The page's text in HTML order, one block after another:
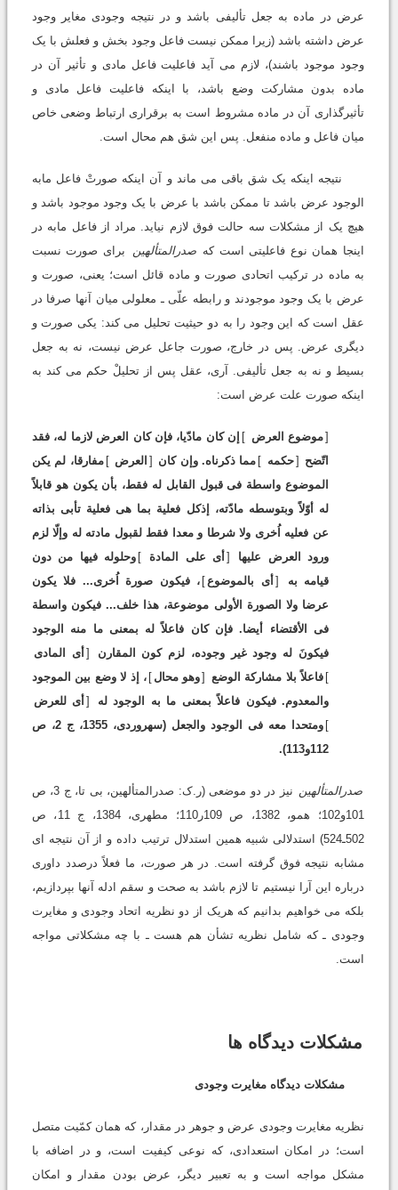
عرض در ماده به جعل تألیفى باشد و در نتیجه وجودى مغایر وجود
عرض داشته باشد (زیرا ممکن نیست فاعل وجود بخش و فعلش با یک
وجود موجود باشند)، لازم مى آید فاعلیت فاعل مادى و تأثیر آن در
ماده بدون مشارکت وضع باشد، با اینکه فاعلیت فاعل مادى و
تأثیرگذارى آن در ماده مشروط است به برقرارى ارتباط وضعى خاص
میان فاعل و ماده منفعل. پس این شق هم محال است.
نتیجه اینکه یک شق باقى مى ماند و آن اینکه صورتْ فاعل مابه
الوجود عرض باشد تا ممکن باشد با عرض با یک وجود موجود باشد و
هیچ یک از مشکلات سه حالت فوق لازم نیاید. مراد از فاعل مابه در
اینجا همان نوع فاعلیتى است که صدرالمتألهین
براى صورت نسبت
به ماده در ترکیب اتحادى صورت و ماده قائل است؛ یعنى، صورت و
عرض با یک وجود موجودند و رابطه علّى ـ معلولى میان آنها صرفا در
عقل است که این وجود را به دو حیثیت تحلیل مى کند: یکى صورت و
دیگرى عرض. پس در خارج، صورت جاعل عرض نیست، نه به جعل
بسیط و نه به جعل تألیفى. آرى، عقل پس از تحلیلْ حکم مى کند به
اینکه صورت علت عرض است:
[موضوع العرض ] إن کان مادّیا، فإن کان العرض لازما له، فقد
اتّضح [حکمه ] مما ذکرناه. وإن کان [ العرض ] مفارقا، لم یکن
الموضوع واسطة فى قبول القابل له فقط، بأن یکون هو قابلاً
له أوّلاً وبتوسطه مادّته، إذکل فعلیة بما هى فعلیة تأبى بذاته
عن فعلیه اُخرى ولا شرطا و معدا فقط لقبول مادته له وإلّا لزم
ورود العرض علیها
[ أى على المادة ] وحلوله فیها من دون
قیامه به
[ أى بالموضوع ] ، فیکون صورة اُخرى... فلا یکون
عرضا ولا الصورة الأولى موضوعة، هذا خلف... فیکون واسطة
فى الأقتضاء أیضا. فإن کان فاعلاً له بمعنى ما منه الوجود
فیکونَ له وجود غیر وجوده، لزم کون المقارن
[ أى المادى
] فاعلاً بلا مشارکة الوضع [وهو محال ] ، إذ لا وضع بین الموجود
والمعدوم. فیکون فاعلاً بمعنى ما به الوجود له
[ أى للعرض
]
ومتحدا معه فى الوجود والجعل (سهروردى، 1355، ج 2، ص
112و113).
صدرالمتألهین
نیز در دو موضعى (ر.ک: صدرالمتألهین، بى تا، ج 3، ص
101و102؛ همو، 1382، ص 109ر110؛ مطهرى، 1384، ج 11، ص
502ـ524) استدلالى شبیه همین استدلال ترتیب داده و از آن نتیجه اى
مشابه نتیجه فوق گرفته است. در هر صورت، ما فعلاً درصدد داورى
درباره این آرا نیستیم تا لازم باشد به صحت و سقم ادله آنها بپردازیم،
بلکه مى خواهیم بدانیم که هریک از دو نظریه اتحاد وجودى و مغایرت
وجودى ـ که شامل نظریه تشأن هم هست ـ با چه مشکلاتى مواجه
است.
مشکلات دیدگاه ها
مشکلات دیدگاه مغایرت وجودى
نظریه مغایرت وجودى عرض و جوهر در مقدار، که همان کمّیت متصل
است؛ در امکان استعدادى، که نوعى کیفیت است، و در اضافه با
مشکل مواجه است و به تعبیر دیگر، عرض بودن مقدار و امکان